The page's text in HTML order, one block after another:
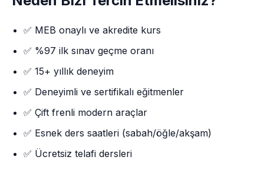
✅ MEB onaylı ve akredite kurs
✅ %97 ilk sınav geçme oranı
✅ 15+ yıllık deneyim
✅ Deneyimli ve sertifikalı eğitmenler
✅ Çift frenli modern araçlar
✅ Esnek ders saatleri (sabah/öğle/akşam)
✅ Ücretsiz telafi dersleri